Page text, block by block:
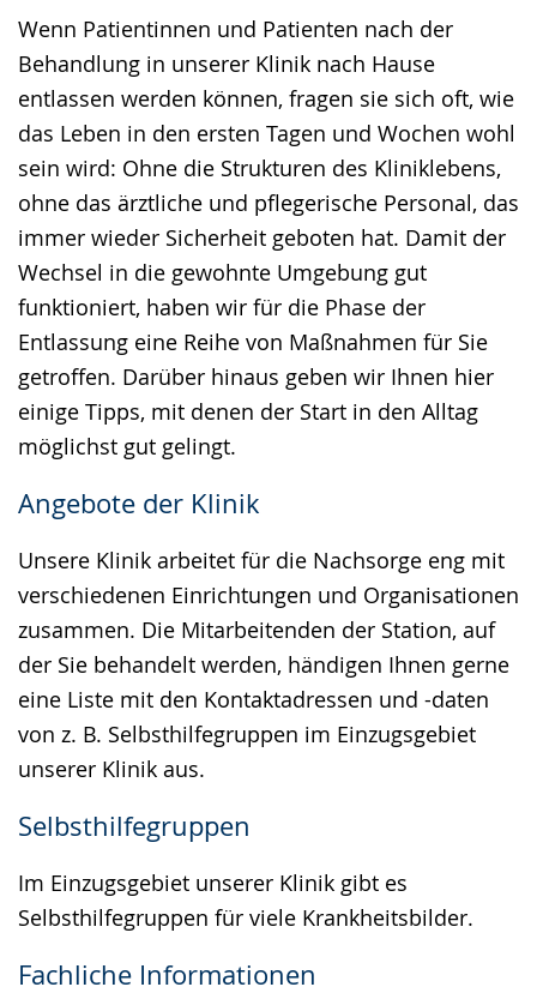
Wenn Patientinnen und Patienten nach der
Behandlung in unserer Klinik nach Hause
entlassen werden können, fragen sie sich oft, wie
das Leben in den ersten Tagen und Wochen wohl
sein wird: Ohne die Strukturen des Kliniklebens,
ohne das ärztliche und pflegerische Personal, das
immer wieder Sicherheit geboten hat. Damit der
Wechsel in die gewohnte Umgebung gut
funktioniert, haben wir für die Phase der
Entlassung eine Reihe von Maßnahmen für Sie
getroffen. Darüber hinaus geben wir Ihnen hier
einige Tipps, mit denen der Start in den Alltag
möglichst gut gelingt.
Angebote der Klinik
Unsere Klinik arbeitet für die Nachsorge eng mit
verschiedenen Einrichtungen und Organisationen
zusammen. Die Mitarbeitenden der Station, auf
der Sie behandelt werden, händigen Ihnen gerne
eine Liste mit den Kontaktadressen und -daten
von z. B. Selbsthilfegruppen im Einzugsgebiet
unserer Klinik aus.
Selbsthilfegruppen
Im Einzugsgebiet unserer Klinik gibt es
Selbsthilfegruppen für viele Krankheitsbilder.
Fachliche Informationen
wechseln.
Deutscher
Gebärdensprache
wird
angezeigt.